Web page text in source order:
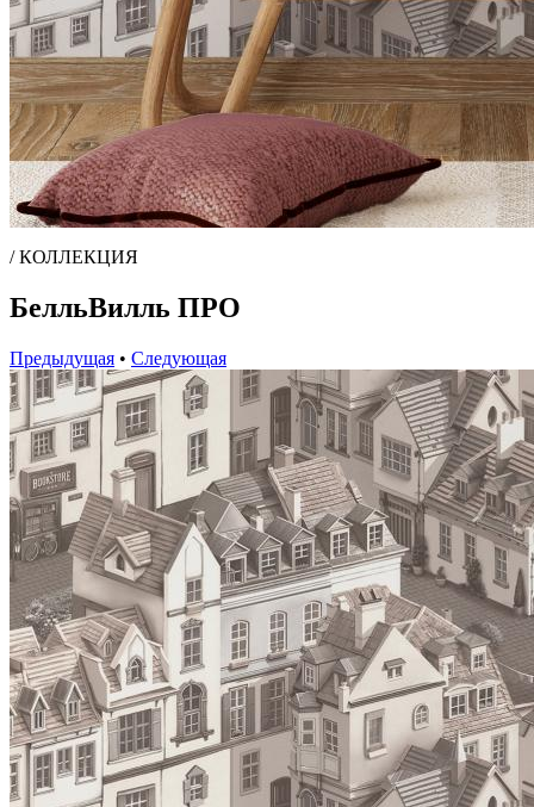
/ КОЛЛЕКЦИЯ
БелльВилль ПРО
Предыдущая • Следующая